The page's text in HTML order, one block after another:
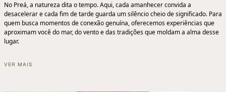
No Preá, a natureza dita o tempo. Aqui, cada amanhecer convida a
desacelerar e cada fim de tarde guarda um silêncio cheio de significado. Para
quem busca momentos de conexão genuína, oferecemos experiências que
aproximam você do mar, do vento e das tradições que moldam a alma desse
lugar.
VER MAIS